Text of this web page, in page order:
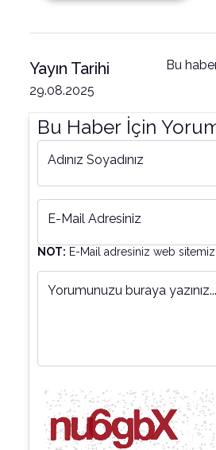
Yayın Tarihi
29.08.2025
Bu
Bu Haber İçin
Adınız Soyadınız
E-Mail Adresiniz
NOT: E-Mail adresiniz web
Yorumunuzu buraya yazınız...